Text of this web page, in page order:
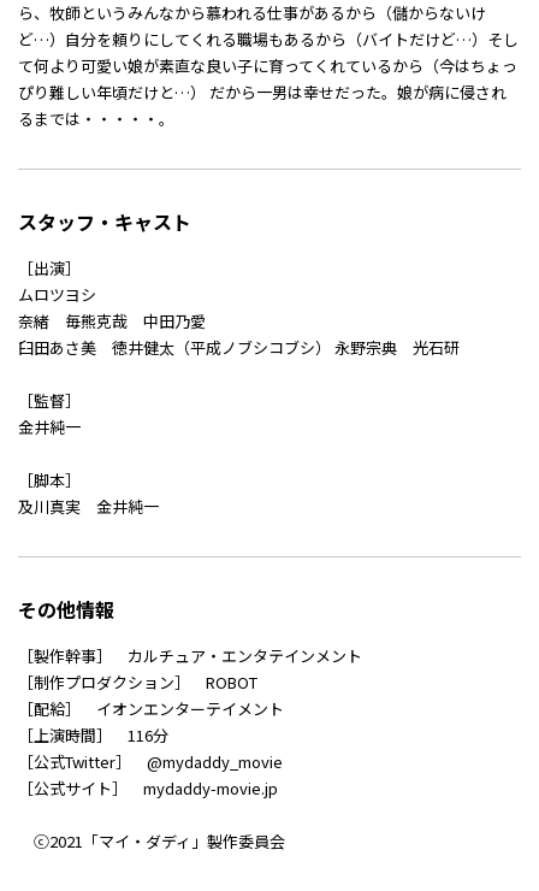
ら、牧師というみんなから慕われる仕事があるから（儲からないけ
ど…）自分を頼りにしてくれる職場もあるから（バイトだけど…）そし
て何より可愛い娘が素直な良い子に育ってくれているから（今はちょっ
ぴり難しい年頃だけと…） だから一男は幸せだった。娘が病に侵され
るまでは・・・・・。
スタッフ・キャスト
［出演］
ムロツヨシ
奈緒 毎熊克哉 中田乃愛
臼田あさ美 徳井健太（平成ノブシコブシ） 永野宗典 光石研
［監督］
金井純一
［脚本］
及川真実 金井純一
その他情報
［製作幹事］ カルチュア・エンタテインメント
［制作プロダクション］ ROBOT
［配給］ イオンエンターテイメント
［上演時間］ 116分
［公式Twitter］ @mydaddy_movie
［公式サイト］ mydaddy-movie.jp
ⓒ2021「マイ・ダディ」製作委員会